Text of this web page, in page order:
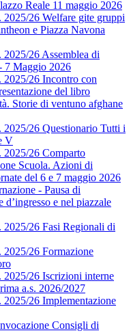
Reale 11 maggio 2026
2025/26 Welfare gite gruppi
e Piazza Navona
2025/26 Assemblea di
7 Maggio 2026
2025/26 Incontro con
del libro
Storie di ventuno afghane
2025/26 Questionario Tutti i
V
2025/26 Comparto
Scuola. Azioni di
del 6 e 7 maggio 2026
- Pausa di
d’ingresso e nel piazzale
2025/26 Fasi Regionali di
2025/26 Formazione
2025/26 Iscrizioni interne
a.s. 2026/2027
2025/26 Implementazione
Consigli di